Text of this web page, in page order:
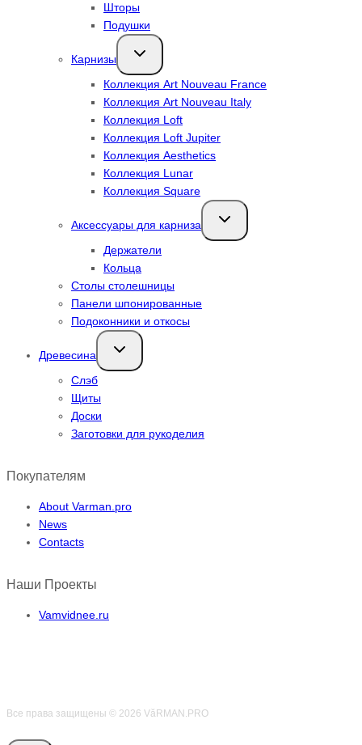
Шторы
Подушки
Карнизы
Переключить
дочернее
Коллекция Art Nouveau France
Коллекция Art Nouveau Italy
Коллекция Loft
Коллекция Loft Jupiter
Коллекция Aesthetics
Коллекция Lunar
Коллекция Square
Аксессуары для карниза
Переключить
дочернее
Держатели
Кольца
Столы столешницы
Панели шпонированные
Подоконники и откосы
Древесина
Переключить
дочернее
Слэб
Щиты
Доски
Заготовки для рукоделия
Покупателям
About Varman.pro
News
Contacts
Наши Проекты
Vamvidnee.ru
Все права защищены © 2026 VӑRMAN.PRO